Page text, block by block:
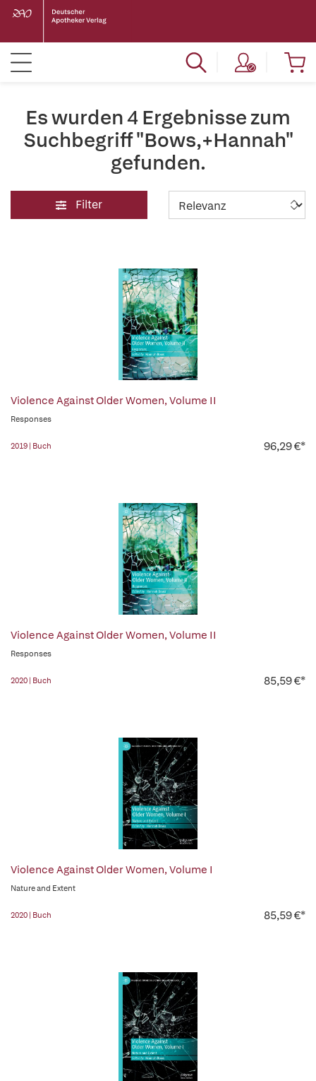
Es wurden 4 Ergebnisse zum
Suchbegriff "Bows,+Hannah"
gefunden.
Filter
Violence Against Older Women, Volume II
Responses
2019 | Buch 96,29 €*
Violence Against Older Women, Volume II
Responses
2020 | Buch 85,59 €*
Violence Against Older Women, Volume I
Nature and Extent
2020 | Buch 85,59 €*